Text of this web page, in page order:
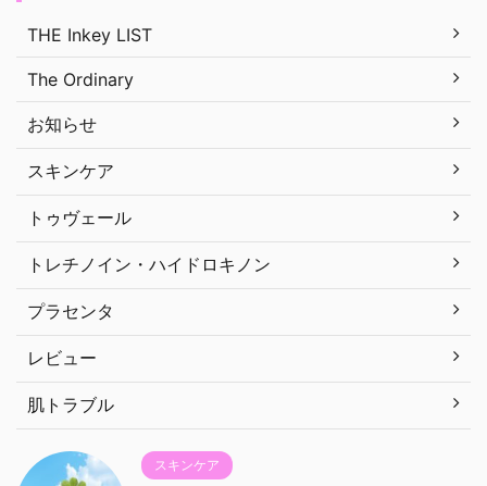
THE Inkey LIST
The Ordinary
お知らせ
スキンケア
トゥヴェール
トレチノイン・ハイドロキノン
プラセンタ
レビュー
肌トラブル
スキンケア